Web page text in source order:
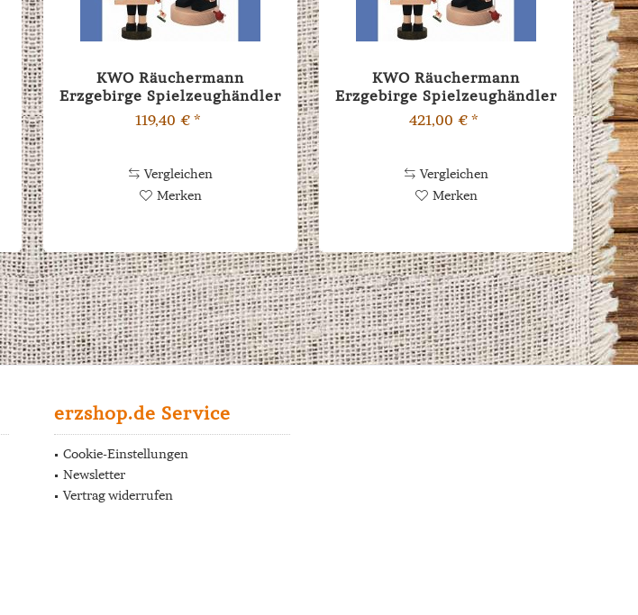
KWO Räuchermann
Erzgebirge Spielzeughändler
18cm
119,40 € *
Vergleichen
Merken
KWO Räuchermann
Erzgebirge Spielzeughändler
35cm
421,00 € *
Vergleichen
Merken
erzshop.de Service
Cookie-Einstellungen
Newsletter
Vertrag widerrufen